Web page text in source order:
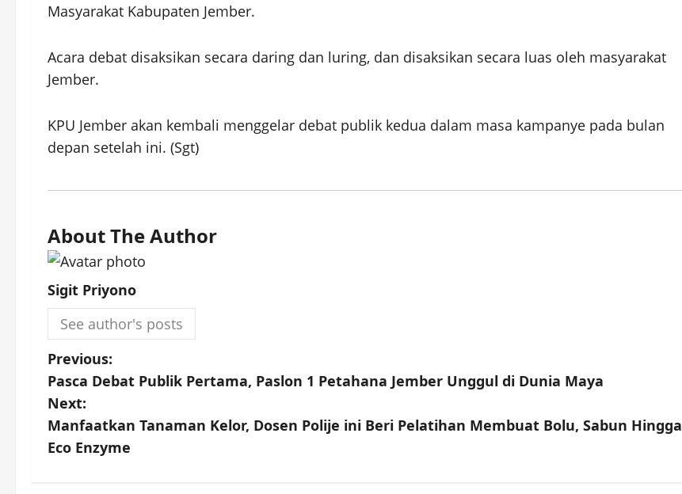
Masyarakat Kabupaten Jember.
Acara debat disaksikan secara daring dan luring, dan disaksikan secara luas oleh masyarakat
Jember.
KPU Jember akan kembali menggelar debat publik kedua dalam masa kampanye pada bulan
depan setelah ini. (Sgt)
About The Author
Sigit Priyono
See author's posts
P
o
s
t
Previous:
Pasca Debat Publik Pertama, Paslon 1 Petahana Jember Unggul di Dunia Maya
Next:
Manfaatkan Tanaman Kelor, Dosen Polije ini Beri Pelatihan Membuat Bolu, Sabun Hingga
Eco Enzyme